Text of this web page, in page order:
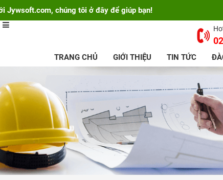
Jywsoft.com, chúng tôi ở đây để giúp bạn!
TRANG CHỦ GIỚI THIỆU TIN TỨC